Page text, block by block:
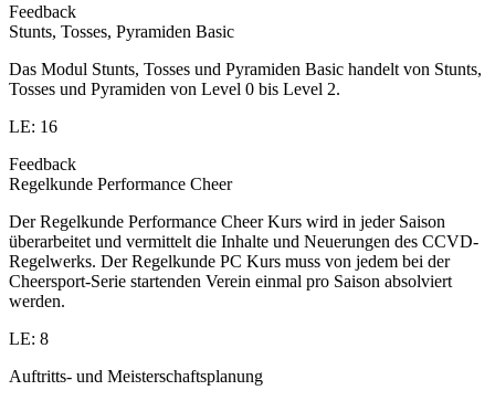
Feedback
Stunts, Tosses, Pyramiden Basic
Das Modul Stunts, Tosses und Pyramiden Basic handelt von Stunts,
Tosses und Pyramiden von Level 0 bis Level 2.
LE: 16
Feedback
Regelkunde Performance Cheer
Der Regelkunde Performance Cheer Kurs wird in jeder Saison
überarbeitet und vermittelt die Inhalte und Neuerungen des CCVD-
Regelwerks. Der Regelkunde PC Kurs muss von jedem bei der
Cheersport-Serie startenden Verein einmal pro Saison absolviert
werden.
LE: 8
Auftritts- und Meisterschaftsplanung